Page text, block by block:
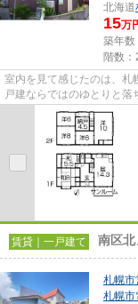
北海道
15万
築年数
階数：
室内を見て感じたのは、札
戸建ならではのゆとりと
す。 162.29㎡の広さに加え
賃貸｜一戸建て 南区
札幌市
札幌市